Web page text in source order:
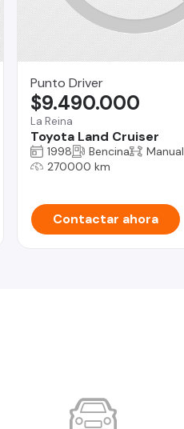
Punto Driver
La Reina
Toyota Land Cruiser
$9.490.000
1998 Bencina
Manual
270000 km
Contactar ahora